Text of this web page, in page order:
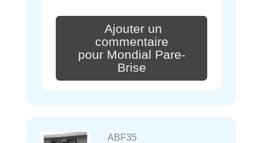
Ajouter un
commentaire
pour Mondial Pare-
Brise
ABF35